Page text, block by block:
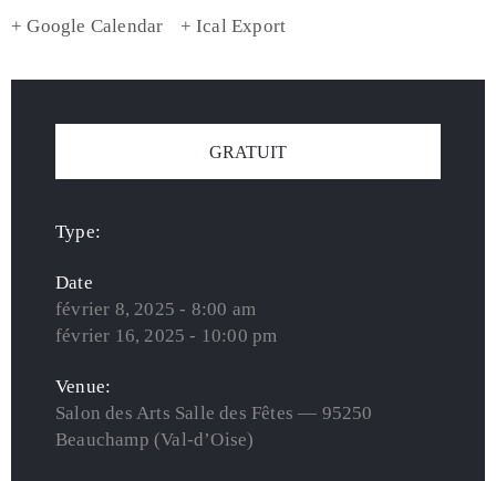
+ Google Calendar + Ical Export
GRATUIT
Type:
Date
février 8, 2025 - 8:00 am
février 16, 2025 - 10:00 pm
Venue:
Salon des Arts Salle des Fêtes — 95250
Beauchamp (Val-d’Oise)